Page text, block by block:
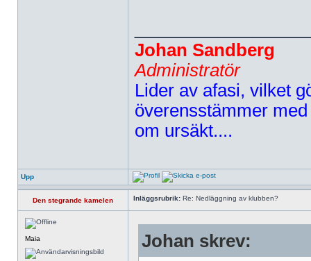
Johan Sandberg
Administratör
Lider av afasi, vilket
överensstämmer
om ursäkt....
Upp
Den stegrande kamelen Inläggsrubrik: Re: Nedläggning av klubben?
Maia Johan skrev: